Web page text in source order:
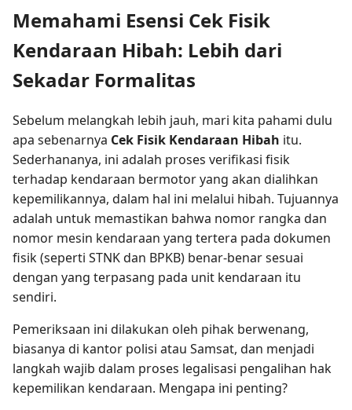
Memahami Esensi Cek Fisik
Kendaraan Hibah: Lebih dari
Sekadar Formalitas
Sebelum melangkah lebih jauh, mari kita pahami dulu
apa sebenarnya Cek Fisik Kendaraan Hibah itu.
Sederhananya, ini adalah proses verifikasi fisik
terhadap kendaraan bermotor yang akan dialihkan
kepemilikannya, dalam hal ini melalui hibah. Tujuannya
adalah untuk memastikan bahwa nomor rangka dan
nomor mesin kendaraan yang tertera pada dokumen
fisik (seperti STNK dan BPKB) benar-benar sesuai
dengan yang terpasang pada unit kendaraan itu
sendiri.
Pemeriksaan ini dilakukan oleh pihak berwenang,
biasanya di kantor polisi atau Samsat, dan menjadi
langkah wajib dalam proses legalisasi pengalihan hak
kepemilikan kendaraan. Mengapa ini penting?